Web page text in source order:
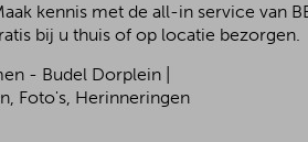
kennis met de all-in service van
bij u thuis of op locatie bezorgen.